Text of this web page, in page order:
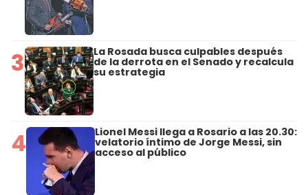
3 La Rosada busca culpables después
de la derrota en el Senado y recalcula
su estrategia
4 Lionel Messi llega a Rosario a las 20.30:
velatorio íntimo de Jorge Messi, sin
acceso al público